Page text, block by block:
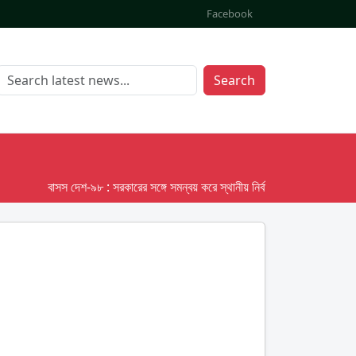
Facebook
Search
বাসস দেশ-৯৮ : সরকারের সঙ্গে সমন্বয় করে স্থানীয় নির্বাচনের তফসিল দেবে